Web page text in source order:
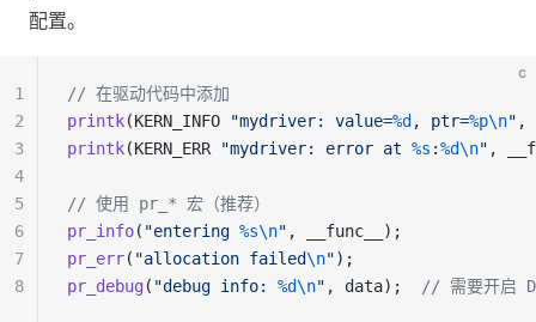
配置。
c
// 在驱动代码中添加
printk(KERN_INFO "mydriver: value=%d , ptr=%p\n" ,
printk(KERN_ERR "mydriver: error at %s :%d\n" ,
// 使用 pr_* 宏（推荐）
pr_info( "entering %s\n" , __func__);
pr_err( "allocation failed\n");
pr_debug ( "debug info: %d\n" , data);
// 需要开启
1
2
3
4
5
6
7
8